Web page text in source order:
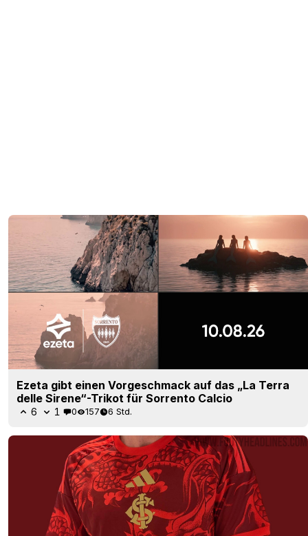
Ezeta gibt einen Vorgeschmack auf das „La Terra
delle Sirene“-Trikot für Sorrento Calcio
6 1 0 157 6 Std.